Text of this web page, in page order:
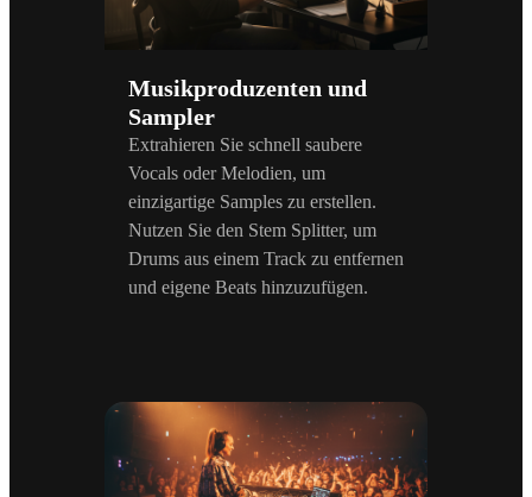
Musikproduzenten und
Sampler
Extrahieren Sie schnell saubere
Vocals oder Melodien, um
einzigartige Samples zu erstellen.
Nutzen Sie den Stem Splitter, um
Drums aus einem Track zu entfernen
und eigene Beats hinzuzufügen.